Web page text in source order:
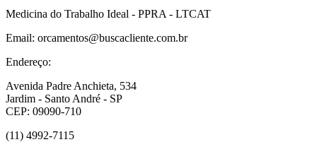
Medicina do Trabalho Ideal - PPRA - LTCAT
Email: orcamentos@buscacliente.com.br
Endereço:
Avenida Padre Anchieta, 534
Jardim - Santo André - SP
CEP: 09090-710
(11) 4992-7115